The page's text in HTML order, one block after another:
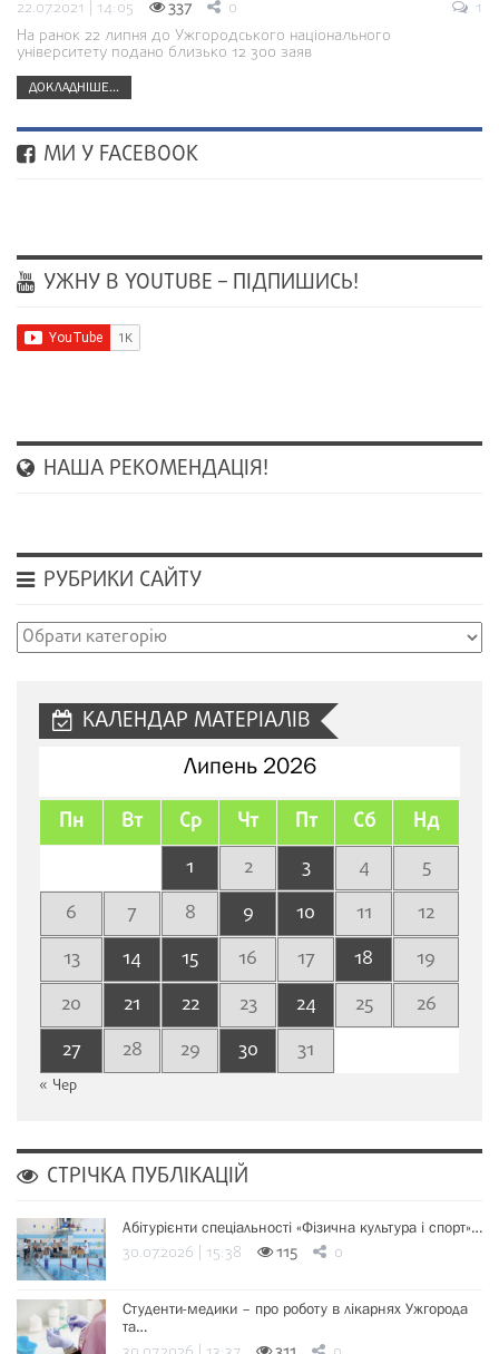
22.07.2021 | 14:05 337 0
1
На ранок 22 липня до Ужгородського національного
університету подано близько 12 300 заяв
ДОКЛАДНІШЕ...
МИ У FACEBOOK
УЖНУ В YOUTUBE – ПІДПИШИСЬ!
НАША РЕКОМЕНДАЦІЯ!
РУБРИКИ САЙТУ
Рубрики
КАЛЕНДАР МАТЕРІАЛІВ
Липень 2026
Пн Вт Ср Чт Пт Сб Нд
1 2 3 4
5
6
7 8 9 10 11
12
13
14 15 16 17 18
19
20
21 22 23 24 25
26
27
28 29 30 31
« Чер
СТРІЧКА ПУБЛІКАЦІЙ
Абітурієнти спеціальності «Фізична культура і спорт»…
30.07.2026 | 15:38 115 0
Студенти-медики – про роботу в лікарнях Ужгорода
та…